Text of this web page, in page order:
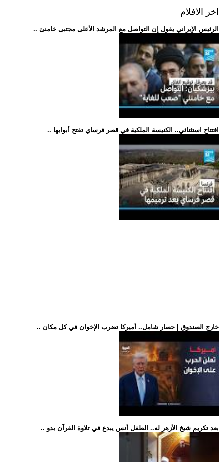
اخر الافلام
.. الرئيس الإيراني يقول إن التواصل مع المرشد الأعلى مجتبى خامنئ
.. افتتاح استثنائي.. الكنيسة الملكية في قصر فرساي تفتح أبوابها
.. خارج الصندوق | حصار شامل.. أميركا تضرب الإخوان في كل مكان
.. بعد تكريم شيخ الأزهر له.. الطفل أنس يبدع في تلاوة القرآن بدو